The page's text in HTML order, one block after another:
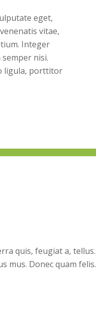
eget,
vitae,
Integer
nisi.
ligula, porttitor
quis, feugiat a, tellus.
mus. Donec quam felis.